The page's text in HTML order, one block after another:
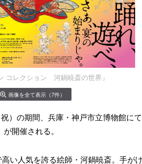
コレクション 河鍋暁斎の世界』
画像を全て表示（7件）
）の期間、兵庫・神戸市立博物館に
開催される。
い人気を誇る絵師・河鍋暁斎。手が